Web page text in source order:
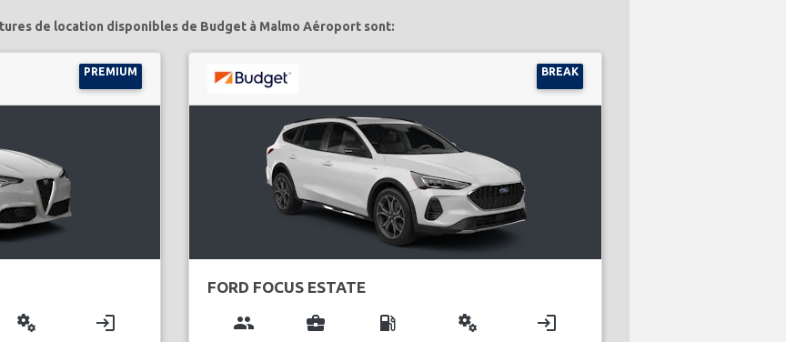
de location disponibles de Budget à Malmo Aéroport sont:
PREMIUM
miscellaneous_services login
BREAK
FORD FOCUS ESTATE
group business_center local_gas_station miscellaneous_services login